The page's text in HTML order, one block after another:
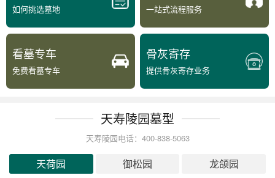
如何挑选墓地 一站式流程服务
看墓专车
免费看墓专车
骨灰寄存
提供骨灰寄存业务
天寿陵园墓型
天寿陵园电话：400-838-5063
天荷园 御松园 龙颌园